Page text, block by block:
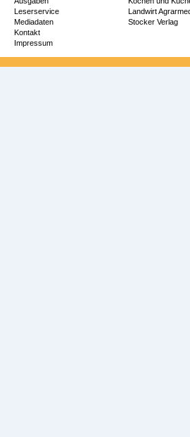
Leserservice
Mediadaten
Kontakt
Impressum
Landwirt
Stocker Verlag